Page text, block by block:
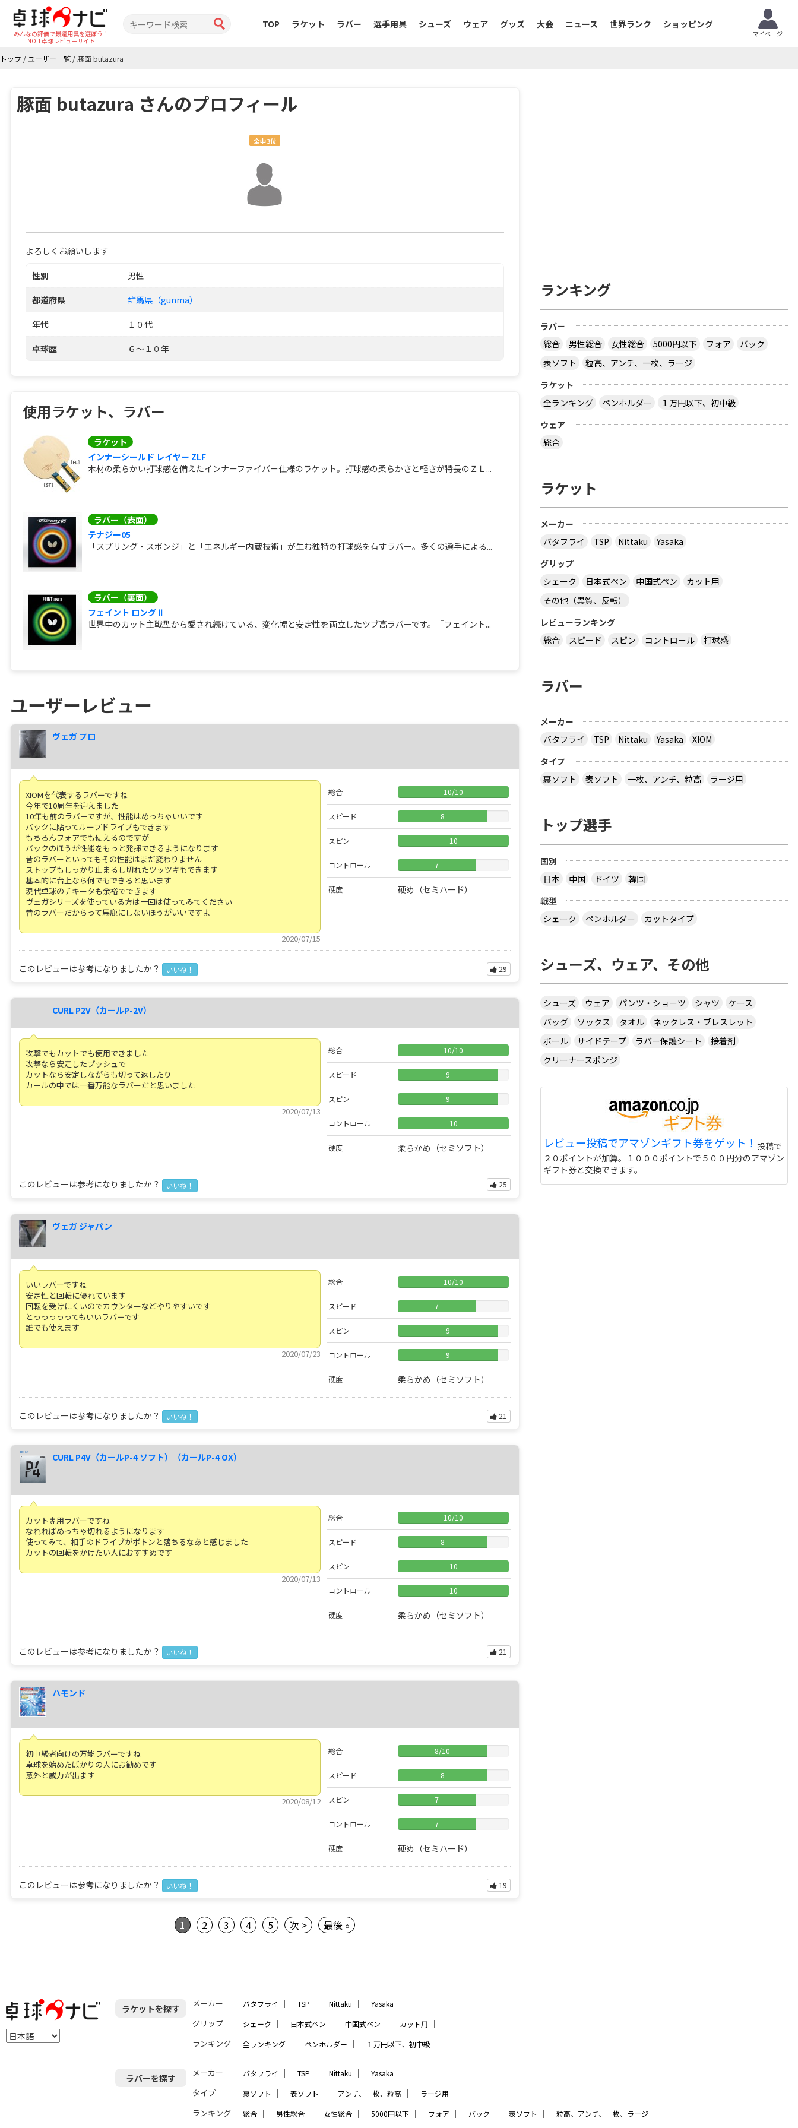
みんなの評価で最適用具を選ぼう！
NO.1卓球レビューサイト
TOP ラケット ラバー 選手用具 シューズ ウェア グッズ 大会 ニュース 世界ランク ショッピング
マイページ
トップ / ユーザー一覧 /豚面 butazura
豚面 butazura さんのプロフィール
全中3位
よろしくお願いします
性別 男性
都道府県 群馬県（gunma）
年代 １０代
卓球歴 ６～１０年
使用ラケット、ラバー
ラケット
インナーシールド レイヤー ZLF
木材の柔らかい打球感を備えたインナーファイバー仕様のラケット。打球感の柔らかさと軽さが特長のＺＬ...
ラバー（表面）
テナジー05
「スプリング・スポンジ」と「エネルギー内蔵技術」が生む独特の打球感を有すラバー。多くの選手による...
ラバー（裏面）
フェイント ロングⅡ
世界中のカット主戦型から愛され続けている、変化幅と安定性を両立したツブ高ラバーです。『フェイント...
ユーザーレビュー
ヴェガ プロ
XIOMを代表するラバーですね
今年で10周年を迎えました
10年も前のラバーですが、性能はめっちゃいいです
バックに貼ってループドライブもできます
もちろんフォアでも使えるのですが
バックのほうが性能をもっと発揮できるようになります
昔のラバーといってもその性能はまだ変わりません
ストップもしっかり止まるし切れたツッツキもできます
基本的に台上なら何でもできると思います
現代卓球のチキータも余裕でできます
ヴェガシリーズを使っている方は一回は使ってみてください
昔のラバーだからって馬鹿にしないほうがいいですよ
2020/07/15
総合 10/10
スピード 8
スピン 10
コントロール 7
硬度 硬め（セミハード）
このレビューは参考になりましたか？ いいね！ 29
CURL P2V（カールP-2V）
攻撃でもカットでも使用できました
攻撃なら安定したプッシュで
カットなら安定しながらも切って返したり
カールの中では一番万能なラバーだと思いました
2020/07/13
総合 10/10
スピード 9
スピン 9
コントロール 10
硬度 柔らかめ（セミソフト）
このレビューは参考になりましたか？ いいね！ 25
ヴェガ ジャパン
いいラバーですね
安定性と回転に優れています
回転を受けにくいのでカウンターなどやりやすいです
とっっっっってもいいラバーです
誰でも使えます
2020/07/23
総合 10/10
スピード 7
スピン 9
コントロール 9
硬度 柔らかめ（セミソフト）
このレビューは参考になりましたか？ いいね！ 21
CURL P4V（カールP-4 ソフト）（カールP-4 OX）
カット専用ラバーですね
なれればめっちゃ切れるようになります
使ってみて、相手のドライブがボトンと落ちるなあと感じました
カットの回転をかけたい人におすすめです
2020/07/13
総合 10/10
スピード 8
スピン 10
コントロール 10
硬度 柔らかめ（セミソフト）
このレビューは参考になりましたか？ いいね！ 21
ハモンド
初中級者向けの万能ラバーですね
卓球を始めたばかりの人にお勧めです
意外と威力が出ます
2020/08/12
総合 8/10
スピード 8
スピン 7
コントロール 7
硬度 硬め（セミハード）
このレビューは参考になりましたか？ いいね！ 19
1 2 3 4 5 次 > 最後 »
ランキング
ラバー
総合
男性総合 女性総合 5000円以下 フォア
バック
表ソフト
粒高、アンチ、一枚、ラージ
ラケット
全ランキング
ペンホルダー
１万円以下、初中級
ウェア
総合
ラケット
メーカー
バタフライ
TSP Nittaku
Yasaka
グリップ
シェーク
日本式ペン 中国式ペン
カット用
その他（異質、反転）
レビューランキング
総合
スピード スピン コントロール 打球感
ラバー
メーカー
バタフライ
TSP Nittaku Yasaka
XIOM
タイプ
裏ソフト
表ソフト 一枚、アンチ、粒高 ラージ用
トップ選手
国別
日本
中国 ドイツ
韓国
戦型
シェーク
ペンホルダー カットタイプ
シューズ、ウェア、その他
シューズ ウェア パンツ・ショーツ シャツ
ケース
バッグ
ソックス タオル
ネックレス・ブレスレット
ボール
サイドテープ ラバー保護シート
接着剤
クリーナースポンジ
レビュー投稿でアマゾンギフト券をゲット！ 投稿で
２０ポイントが加算。１０００ポイントで５００円分のアマゾン
ギフト券と交換できます。
ラケットを探す メーカー バタフライ ｜ TSP ｜ Nittaku ｜ Yasaka
グリップ シェーク ｜ 日本式ペン ｜ 中国式ペン ｜ カット用 ｜
ランキング 全ランキング ｜ ペンホルダー ｜ １万円以下、初中級
ラバーを探す メーカー バタフライ ｜ TSP ｜ Nittaku ｜ Yasaka
タイプ 裏ソフト ｜ 表ソフト ｜ アンチ、一枚、粒高 ｜ ラージ用 ｜
ランキング 総合 ｜ 男性総合 ｜ 女性総合 ｜ 5000円以下 ｜ フォア ｜ バック ｜ 表ソフト ｜ 粒高、アンチ、一枚、ラージ